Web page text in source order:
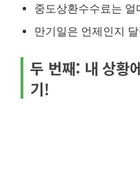
중도상환수수료는 얼
만기일은 언제인지
두 번째: 내 상황
기!